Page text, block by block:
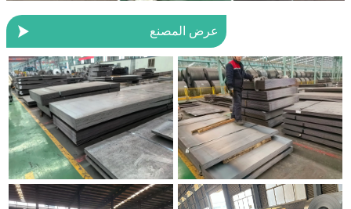
 عرض المصنع